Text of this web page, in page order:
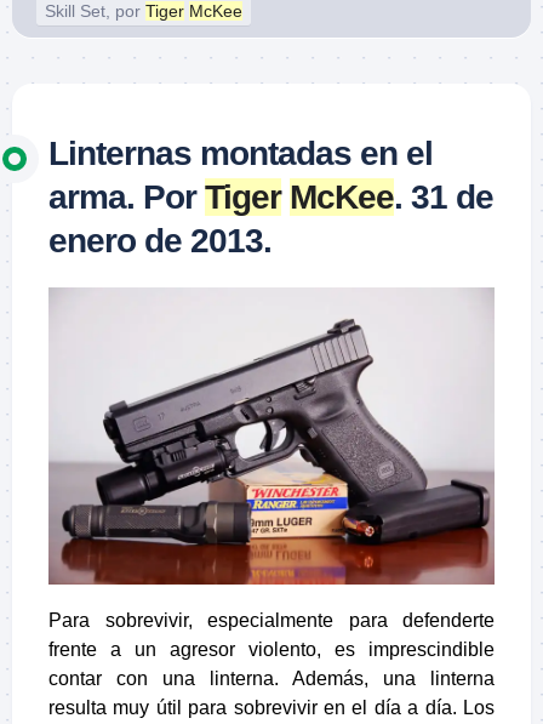
Skill Set, por Tiger McKee
Linternas montadas en el
arma. PorTiger McKee. 31 de
enero de 2013.
Para sobrevivir, especialmente para defenderte
frente a un agresor violento, es imprescindible
contar con una linterna. Además, una linterna
resulta muy útil para sobrevivir en el día a día. Los